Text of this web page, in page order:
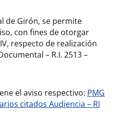
de Girón, se permite
con fines de otorgar
respecto de realización
– R.I. 2513 –
el aviso respectivo: PMG
citados Audiencia – RI